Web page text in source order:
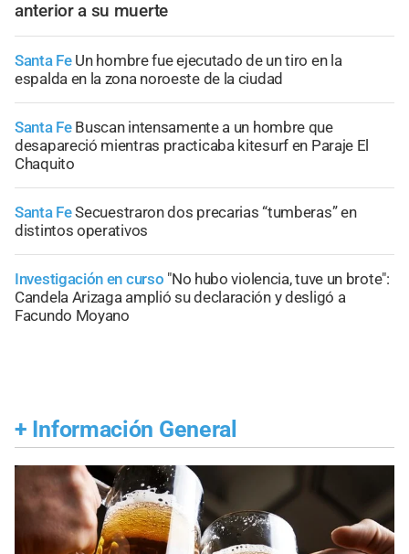
anterior a su muerte
Santa Fe Un hombre fue ejecutado de un tiro en la
espalda en la zona noroeste de la ciudad
Santa Fe Buscan intensamente a un hombre que
desapareció mientras practicaba kitesurf en Paraje El
Chaquito
Santa FeSecuestraron dos precarias “tumberas” en
distintos operativos
Investigación en curso "No hubo violencia, tuve un brote":
Candela Arizaga amplió su declaración y desligó a
Facundo Moyano
+ Información General